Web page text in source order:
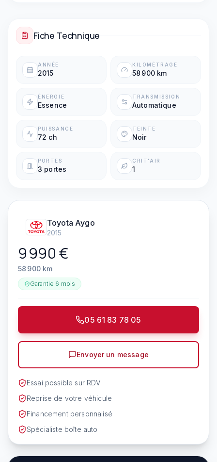
Fiche Technique
ANNÉE
2015
KILOMÉTRAGE
58 900 km
ÉNERGIE
Essence
TRANSMISSION
Automatique
PUISSANCE
72 ch
TEINTE
Noir
PORTES
3 portes
CRIT'AIR
1
Toyota Aygo
2015
9 990€
58 900km
Garantie 6 mois
05 61 83 78 05
Envoyer un message
Essai possible sur RDV
Reprise de votre véhicule
Financement personnalisé
Spécialiste boîte auto